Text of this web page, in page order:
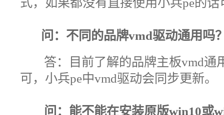
问：不同的品牌vmd驱动通用吗
答：目前了解的品牌主板vmd通
可，小兵pe中vmd驱动会同步更新。
问：能不能在安装原版win10或